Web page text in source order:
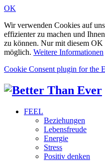
OK
Wir verwenden Cookies auf
effizienter zu machen und
zu können. Nur mit diesem
möglich. Weitere Informationen
Cookie Consent plugin for the
FEEL
Beziehungen
Lebensfreude
Energie
Stress
Positiv denken